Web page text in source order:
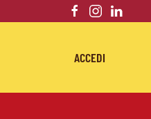
ACCEDI